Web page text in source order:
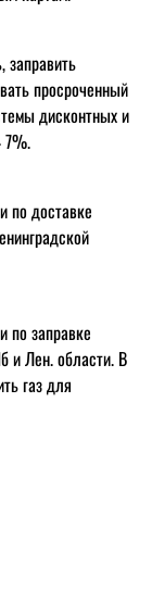
просроченный
дисконтных и
7%.
по доставке
по заправке
и Лен. области. В
газ для